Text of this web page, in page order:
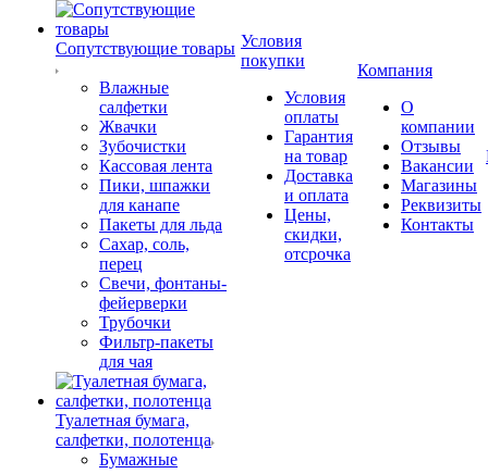
Сопутствующие товары
Влажные
салфетки
Жвачки
Зубочистки
Кассовая лента
Пики, шпажки
для канапе
Пакеты для льда
Сахар, соль,
перец
Свечи, фонтаны-
фейерверки
Трубочки
Фильтр-пакеты
для чая
Туалетная бумага,
салфетки, полотенца
Бумажные
Условия
покупки
Условия
оплаты
Гарантия
на товар
Доставка
и оплата
Цены,
скидки,
отсрочка
Компания
О
компании
Отзывы
Вакансии
Магазины
Реквизиты
Контакты